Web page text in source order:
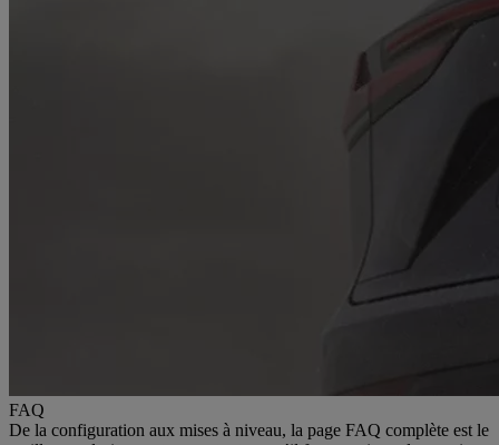
FAQ
De la configuration aux mises à niveau, la page FAQ complète est le